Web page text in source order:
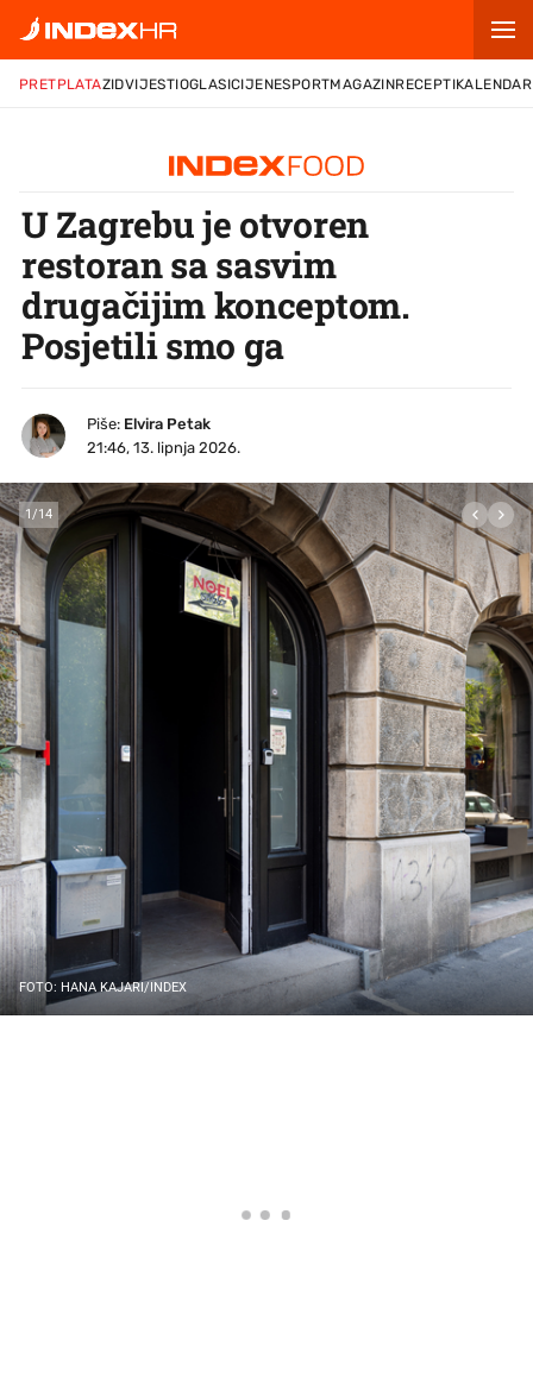
PRETPLATAZIDVIJESTIOGLASICIJENESPORTMAGAZINRECEPTIKALENDAR
U Zagrebu je otvoren
restoran sa sasvim
drugačijim konceptom.
Posjetili smo ga
Piše: Elvira Petak
21:46, 13. lipnja 2026.
1/14
FOTO: HANA KAJARI/INDEX